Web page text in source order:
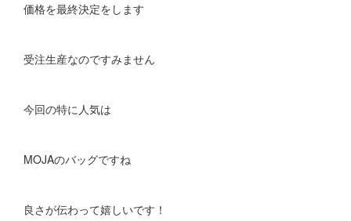
価格を最終決定をします
受注生産なのですみません
今回の特に人気は
MOJAのバッグですね
良さが伝わって嬉しいです！